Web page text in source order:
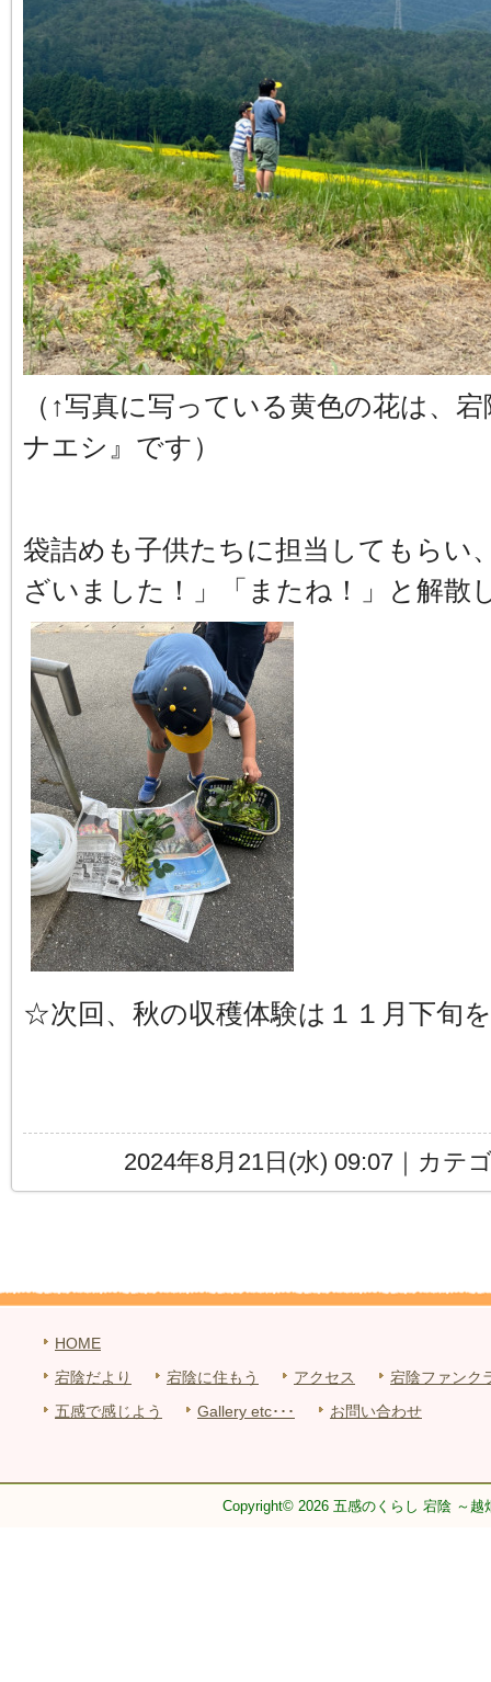
（↑写真に写っている黄色の花は、
ナエシ』です）
袋詰めも子供たちに担当してもらい
ざいました！」「またね！」と解散
☆次回、秋の収穫体験は１１月下旬
2024年8月21日(水) 09:07｜カテ
HOME
宕陰だより
宕陰に住もう アクセス
宕陰ファンク
五感で感じよう
Gallery etc･･･ お問い合わせ
Copyright© 2026 五感のくらし 宕陰 ～